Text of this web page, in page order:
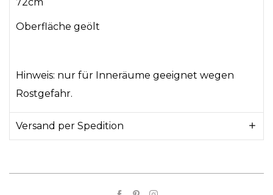
Oberfläche geölt
Hinweis: nur für Inneräume geeignet wegen
Rostgefahr.
Versand per Spedition